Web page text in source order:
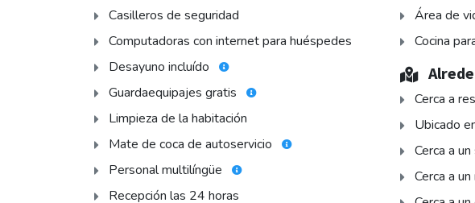
Casilleros de seguridad
Computadoras con internet para huéspedes
Desayuno incluído
Guardaequipajes gratis
Limpieza de la habitación
Mate de coca de autoservicio
Personal multilíngüe
Recepción las 24 horas
Área de
Cocina
Cerca a
Ubicado
Cerca a
Cerca a